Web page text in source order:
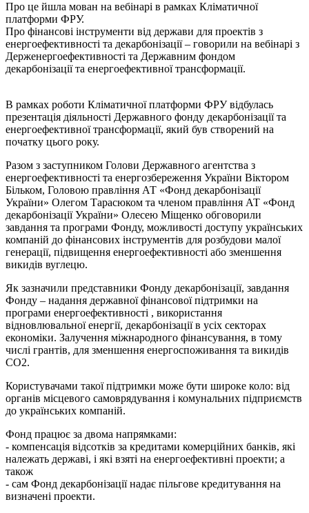
Про це йшла мован на вебінарі в рамках Кліматичної
платформи ФРУ.
Про фінансові інструменти від держави для проектів з
енергоефективності та декарбонізації – говорили на вебінарі з
Держенергоефективності та Державним фондом
декарбонізації та енергоефективної трансформації.
В рамках роботи Кліматичної платформи ФРУ відбулась
презентація діяльності Державного фонду декарбонізації та
енергоефективної трансформації, який був створений на
початку цього року.
Разом з заступником Голови Державного агентства з
енергоефективності та енергозбереження України Віктором
Більком, Головою правління АТ «Фонд декарбонізації
України» Олегом Тарасюком та членом правління АТ «Фонд
декарбонізації України» Олесею Міщенко обговорили
завдання та програми Фонду, можливості доступу українських
компаній до фінансових інструментів для розбудови малої
генерації, підвищення енергоефективності або зменшення
викидів вуглецю.
Як зазначили представники Фонду декарбонізації, завдання
Фонду – надання державної фінансової підтримки на
програми енергоефективності , використання
відновлювальної енергії, декарбонізації в усіх секторах
економіки. Залучення міжнародного фінансування, в тому
числі грантів, для зменшення енергоспоживання та викидів
СО2.
Користувачами такої підтримки може бути широке коло: від
органів місцевого самоврядування і комунальних підприємств
до українських компаній.
Фонд працює за двома напрямками:
- компенсація відсотків за кредитами комерційних банків, які
належать державі, і які взяті на енергоефективні проекти; а
також
- сам Фонд декарбонізації надає пільгове кредитування на
визначені проекти.